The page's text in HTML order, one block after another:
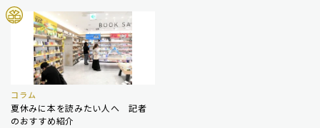
コラム
夏休みに本を読みたい人へ 記者
のおすすめ紹介